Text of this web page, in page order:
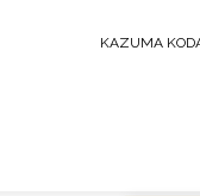
KAZUMA